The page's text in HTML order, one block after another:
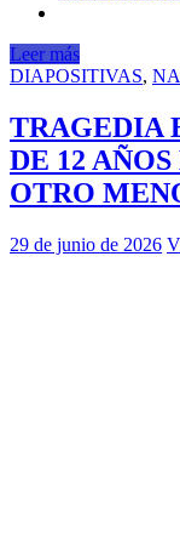
Leer más
DIAPOSITIVAS,
TRAGEDIA
DE 12
OTRO
29 de junio de 2026